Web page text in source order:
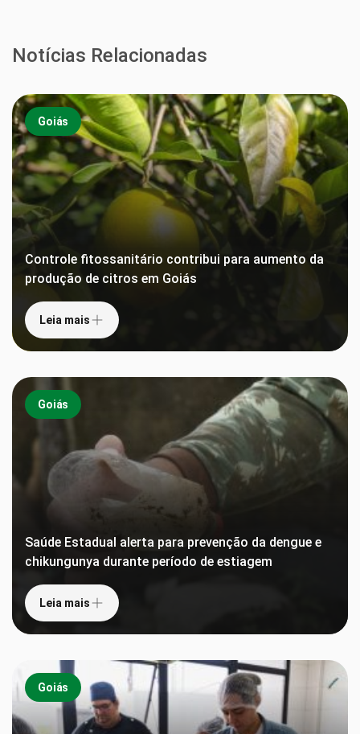
Notícias Relacionadas
Goiás
Controle fitossanitário contribui para aumento da
produção de citros em Goiás
Leia mais
Goiás
Saúde Estadual alerta para prevenção da dengue e
chikungunya durante período de estiagem
Leia mais
Goiás